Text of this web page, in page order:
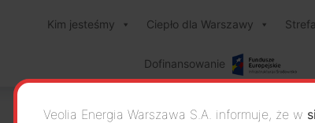
Kim jesteśmy Ciepło dla Warszawy
Dofinansowanie
Veolia Energia Warszawa S.A. informuje, że w